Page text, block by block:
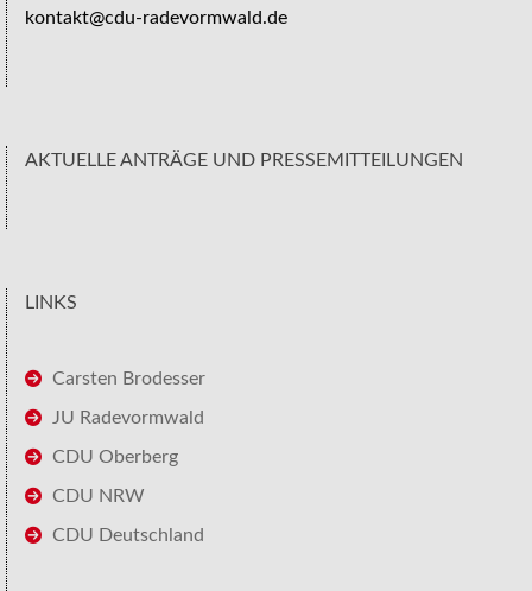
kontakt@cdu-radevormwald.de
AKTUELLE ANTRÄGE UND PRESSEMITTEILUNGEN
LINKS
Carsten Brodesser
JU Radevormwald
CDU Oberberg
CDU NRW
CDU Deutschland